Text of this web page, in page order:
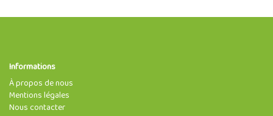
Informations
À propos de nous
Mentions légales
Nous contacter